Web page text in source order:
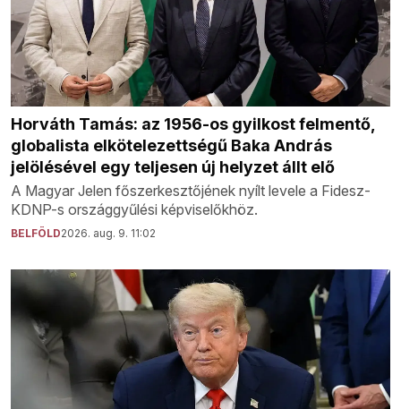
Horváth Tamás: az 1956-os gyilkost felmentő,
globalista elkötelezettségű Baka András
jelölésével egy teljesen új helyzet állt elő
A Magyar Jelen főszerkesztőjének nyílt levele a Fidesz-
KDNP-s országgyűlési képviselőkhöz.
BELFÖLD2026. aug. 9. 11:02